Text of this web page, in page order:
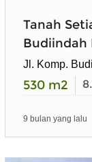
Tanah
Budiindah
Jl. Komp.
530 m2
9 bulan yang lalu